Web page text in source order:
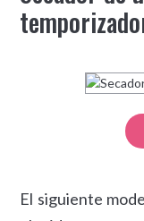
El siguiente